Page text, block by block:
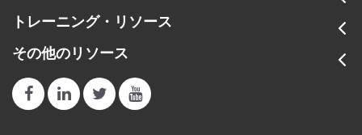
トレーニング・リソース
その他のリソース